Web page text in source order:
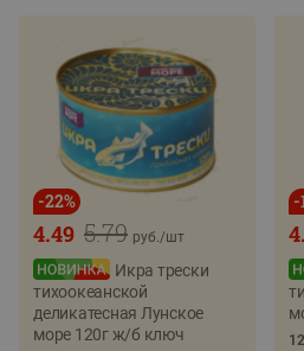
-22%
5.79
4.49 руб./шт
Икра трески
тихоокеанской
деликатесная Лунское
море 120г ж/б ключ
-